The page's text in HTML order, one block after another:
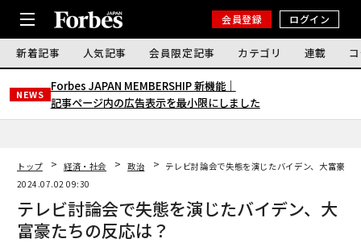
会員登録 ログイン
新着記事 人気記事 会員限定記事 カテゴリ 連載
NEWS
Forbes JAPAN MEMBERSHIP 新機能｜
記事ページ内の広告表示を最小限にしました
トップ 経済・社会 政治
テレビ討論会で失態を演じたバイデン、大富豪た
2024.07.02 09:30
テレビ討論会で失態を演じたバイデン、大
富豪たちの反応は？